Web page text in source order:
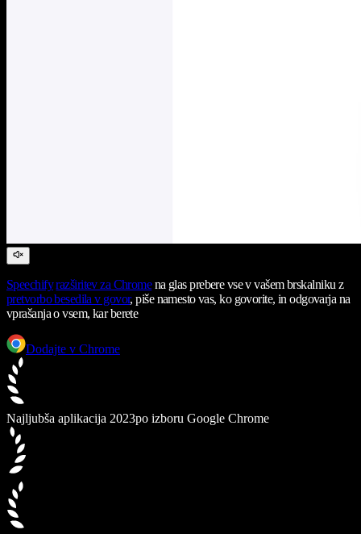
Speechify razširitev za Chromena glas prebere vse v vašem brskalniku z
pretvorbo besedila v govor, piše namesto vas, ko govorite, in odgovarja na
vprašanja o vsem, kar berete
Dodajte v Chrome
Najljubša aplikacija 2023po izboru Google Chrome